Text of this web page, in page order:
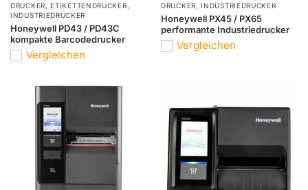
DRUCKER,ETIKETTENDRUCKER,
INDUSTRIEDRUCKER
Honeywell PD43 / PD43C
kompakte Barcodedrucker
Vergleichen
DRUCKER,INDUSTRIEDRUCKER
Honeywell PX45 / PX65
performante Industriedrucker
Vergleichen